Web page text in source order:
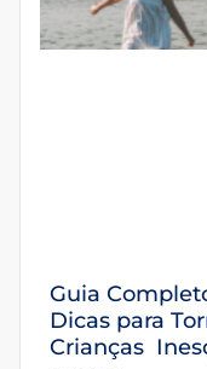
Guia
Dicas para
Crianças